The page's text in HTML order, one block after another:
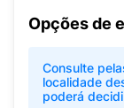
Opções de
Consulte
localidade
poderá